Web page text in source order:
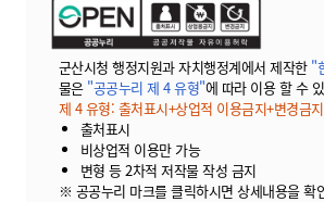
군산시청 행정지원과 자치행정계에서 제작한 "
물은 "공공누리 제 4 유형"에 따라 이용 할 수
제 4 유형: 출처표시+상업적 이용금지+변경금지
출처표시
비상업적 이용만 가능
변형 등 2차적 저작물 작성 금지
※ 공공누리 마크를 클릭하시면 상세내용을 확